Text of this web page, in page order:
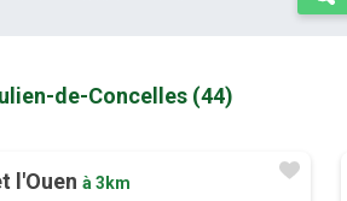
de-Concelles (44)
l'Ouen à 3km